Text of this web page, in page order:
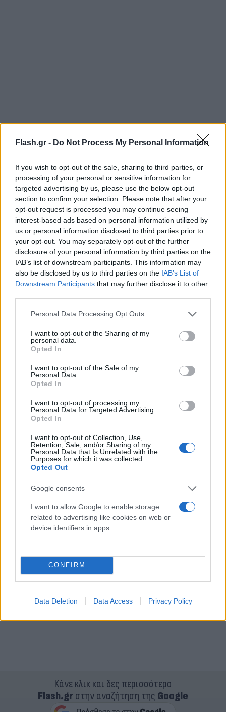
Flash.gr - Do Not Process My Personal Information
If you wish to opt-out of the sale, sharing to third parties, or
processing of your personal or sensitive information for
targeted advertising by us, please use the below opt-out
section to confirm your selection. Please note that after your
opt-out request is processed you may continue seeing
interest-based ads based on personal information utilized by
us or personal information disclosed to third parties prior to
your opt-out. You may separately opt-out of the further
disclosure of your personal information by third parties on the
IAB’s list of downstream participants. This information may
also be disclosed by us to third parties on the IAB’s List of
Downstream Participants that may further disclose it to other
Please note that this website/app uses one or more Google
not limited to your visit or usage behaviour. You may click to
grant or deny consent to Google and its third-party tags to
use your data for below specified purposes in below Google
consent section.
Personal Data Processing Opt Outs
I want to opt-out of the Sharing of my
personal data.
Opted In
I want to opt-out of the Sale of my
Personal Data.
Opted In
I want to opt-out of processing my
Personal Data for Targeted Advertising.
Opted In
I want to opt-out of Collection, Use,
Retention, Sale, and/or Sharing of my
Personal Data that Is Unrelated with the
Purposes for which it was collected.
Opted Out
Google consents
I want to allow Google to enable storage
related to advertising like cookies on web or
device identifiers in apps.
CONFIRM
Data Deletion Data Access Privacy Policy
Για τον Γιώργο Μαζωνάκη έχει πει στο παρελθόν:
«Είμαι ο άνθρωπος που το καλοκαίρι του 1992
ανακάλυψα τον Γιώργο Μαζωνάκη στην Πάτρα.
Ήταν ένα τίποτα, ένα παιδί 20 ετών που
τραγουδούσε εκεί σε ένα μαγαζί εκεί. Τον πήρα, τον
έφερα στην Αθήνα και του έκανα συμβόλαιο με
μεγάλη εταιρεία. Του σχεδίασα όλη την πορεία και
τον έκανα από μηδέν super star. Του έκανα ένα
μεγάλο training, τον πήγαινα θέατρο, σινεμά, του
έβαζα να ακούσει δίσκους, ξένους καλλιτέχνες.
Στην πορεία διαφωνήσαμε όμως σε πράγματα που
έκανε στη ζωή του, τα οποία είχαν ως αποτέλεσμα
να μη μπορεί να είναι συνεπής στο επάγγελμά του».
Κάνε κλικ και δες περισσότερο
Flash.grστην αναζήτηση της Google